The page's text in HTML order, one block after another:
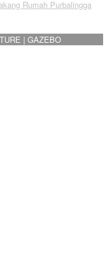
Rumah Purbalingga
| GAZEBO